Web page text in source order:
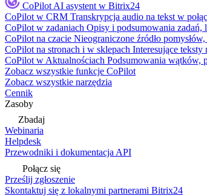
CoPilot AI asystent w Bitrix24
CoPilot w CRM Transkrypcja audio na tekst w
CoPilot w zadaniach Opisy i podsumowania
CoPilot na czacie Nieograniczone źródło
CoPilot na stronach i w sklepach Interesujące teksty
CoPilot w Aktualnościach Podsumowania wątków,
Zobacz wszystkie funkcje CoPilot
Zobacz wszystkie narzędzia
Cennik
Zasoby
Zbadaj
Webinaria
Helpdesk
Przewodniki i dokumentacja API
Połącz się
Prześlij zgłoszenie
Skontaktuj się z lokalnymi partnerami Bitrix24